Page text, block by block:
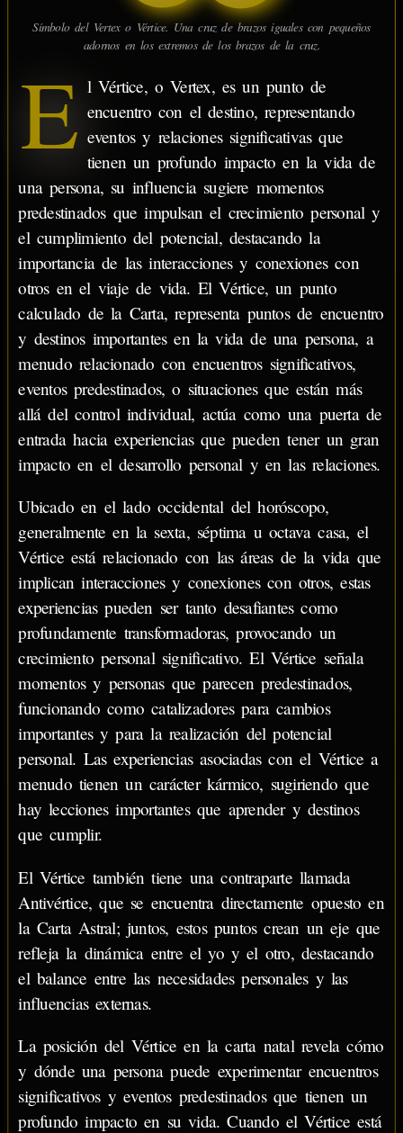
Símbolo del Vertex o Vértice. Una cruz de brazos iguales con pequeños
adornos en los extremos de los brazos de la cruz.
E l Vértice, o Vertex, es un punto de
encuentro con el destino, representando
eventos y relaciones significativas que
tienen un profundo impacto en la vida de
una persona, su influencia sugiere momentos
predestinados que impulsan el crecimiento personal y
el cumplimiento del potencial, destacando la
importancia de las interacciones y conexiones con
otros en el viaje de vida. El Vértice, un punto
calculado de la Carta, representa puntos de encuentro
y destinos importantes en la vida de una persona, a
menudo relacionado con encuentros significativos,
eventos predestinados, o situaciones que están más
allá del control individual, actúa como una puerta de
entrada hacia experiencias que pueden tener un gran
impacto en el desarrollo personal y en las relaciones.
Ubicado en el lado occidental del horóscopo,
generalmente en la sexta, séptima u octava casa, el
Vértice está relacionado con las áreas de la vida que
implican interacciones y conexiones con otros, estas
experiencias pueden ser tanto desafiantes como
profundamente transformadoras, provocando un
crecimiento personal significativo. El Vértice señala
momentos y personas que parecen predestinados,
funcionando como catalizadores para cambios
importantes y para la realización del potencial
personal. Las experiencias asociadas con el Vértice a
menudo tienen un carácter kármico, sugiriendo que
hay lecciones importantes que aprender y destinos
que cumplir.
El Vértice también tiene una contraparte llamada
Antivértice, que se encuentra directamente opuesto en
la Carta Astral; juntos, estos puntos crean un eje que
refleja la dinámica entre el yo y el otro, destacando
el balance entre las necesidades personales y las
influencias externas.
La posición del Vértice en la carta natal revela cómo
y dónde una persona puede experimentar encuentros
significativos y eventos predestinados que tienen un
profundo impacto en su vida. Cuando el Vértice está